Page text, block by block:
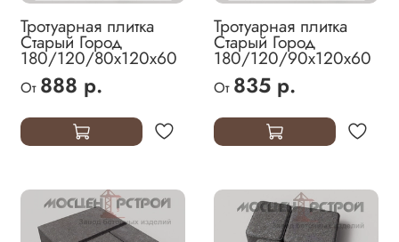
Тротуарная плитка
Старый Город
180/120/80х120х60
От 888 р.
Тротуарная плитка
Старый Город
180/120/90х120х60
От 835 р.